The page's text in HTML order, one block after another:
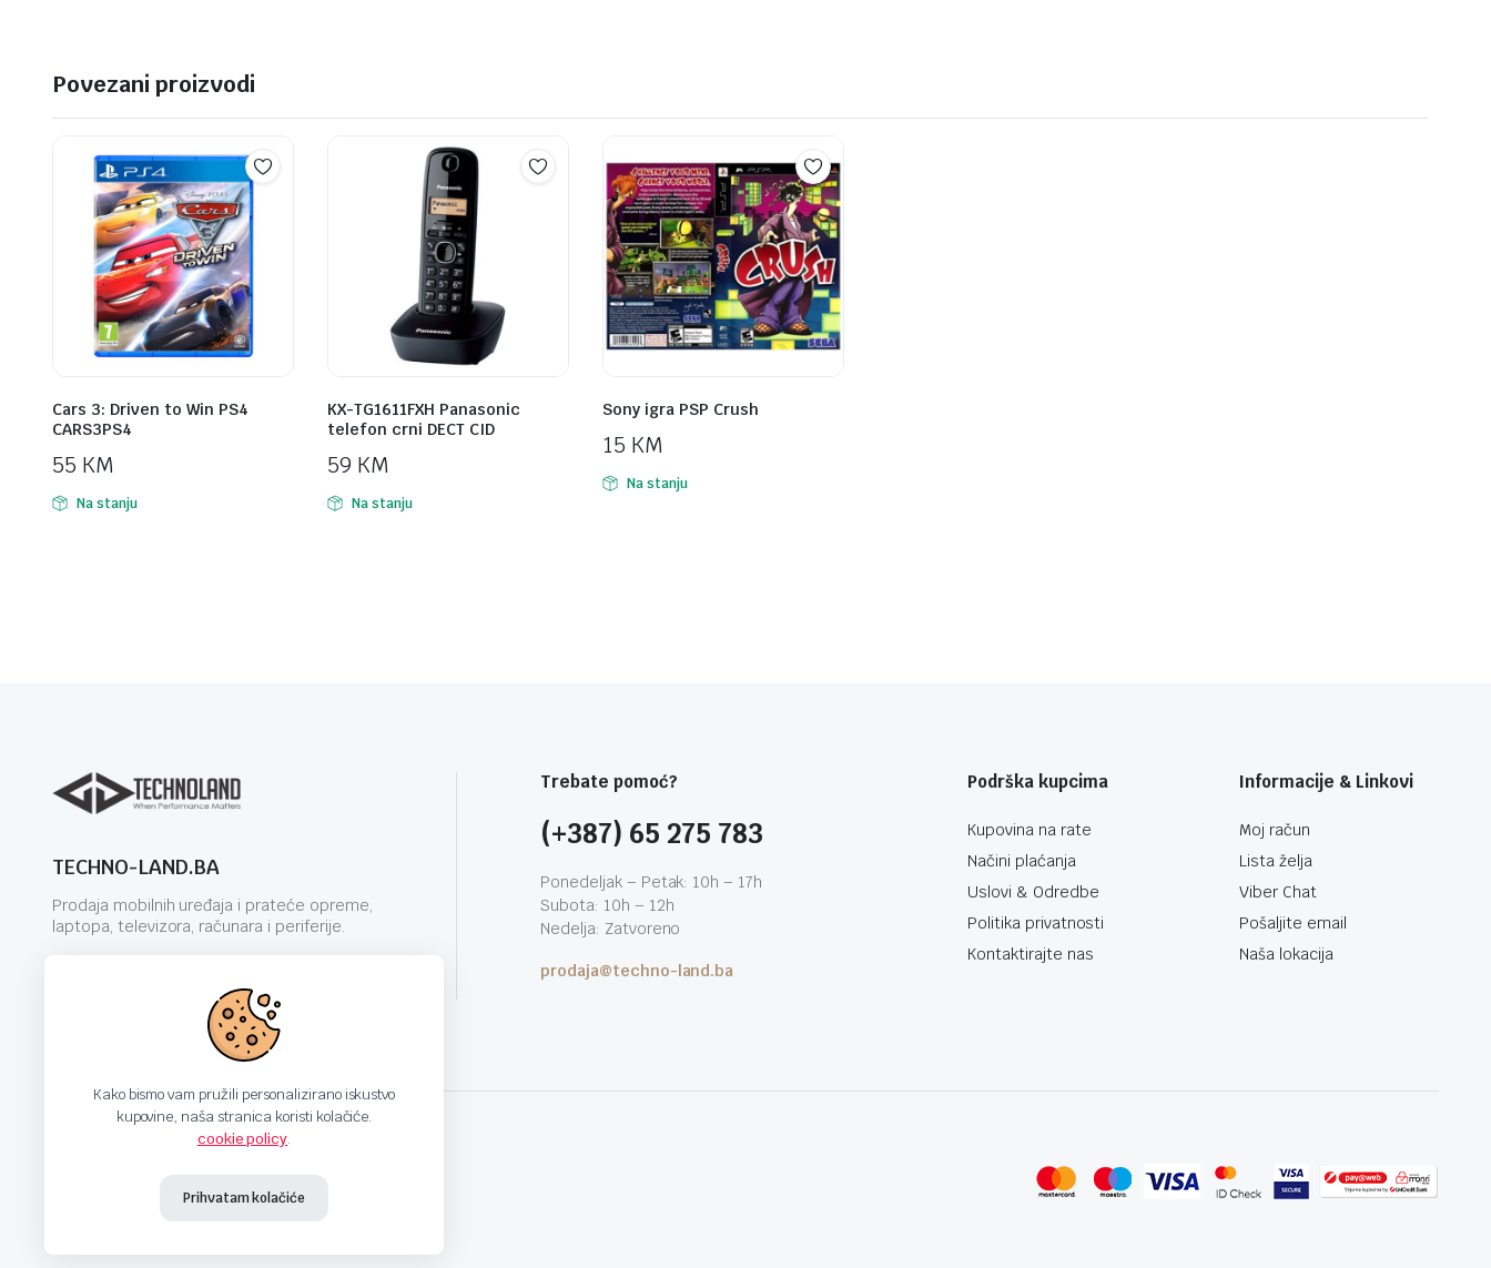
Povezani proizvodi
Cars 3: Driven to Win PS4
CARS3PS4
55 KM
Na stanju
KX-TG1611FXH Panasonic
telefon crni DECT CID
59 KM
Na stanju
Sony igra PSP Crush
15 KM
Na stanju
TECHNO-LAND.BA
Prodaja mobilnih uređaja i prateće opreme,
laptopa, televizora, računara i periferije.
Trebate pomoć?
(+387) 65 275 783
Ponedeljak – Petak: 10h – 17h
Subota: 10h – 12h
Nedelja: Zatvoreno
prodaja@techno-land.ba
Podrška kupcima
Kupovina na rate
Načini plaćanja
Uslovi & Odredbe
Politika privatnosti
Kontaktirajte nas
Informacije & Linkovi
Moj račun
Lista želja
Viber Chat
Pošaljite email
Naša lokacija
Kako bismo vam pružili personalizirano iskustvo
kupovine, naša stranica koristi kolačiće.
cookie policy.
Prihvatam kolačiće